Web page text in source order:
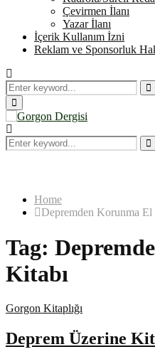
Çevirmen İlanı
Yazar İlanı
İçerik Kullanım İzni
Reklam ve Sponsorluk
Search
for:Primary
Menu
Search
for:
Home
Depremden Korunma El
Tag:
Kitabı
Gorgon Kitaplığı
Deprem Üzerine